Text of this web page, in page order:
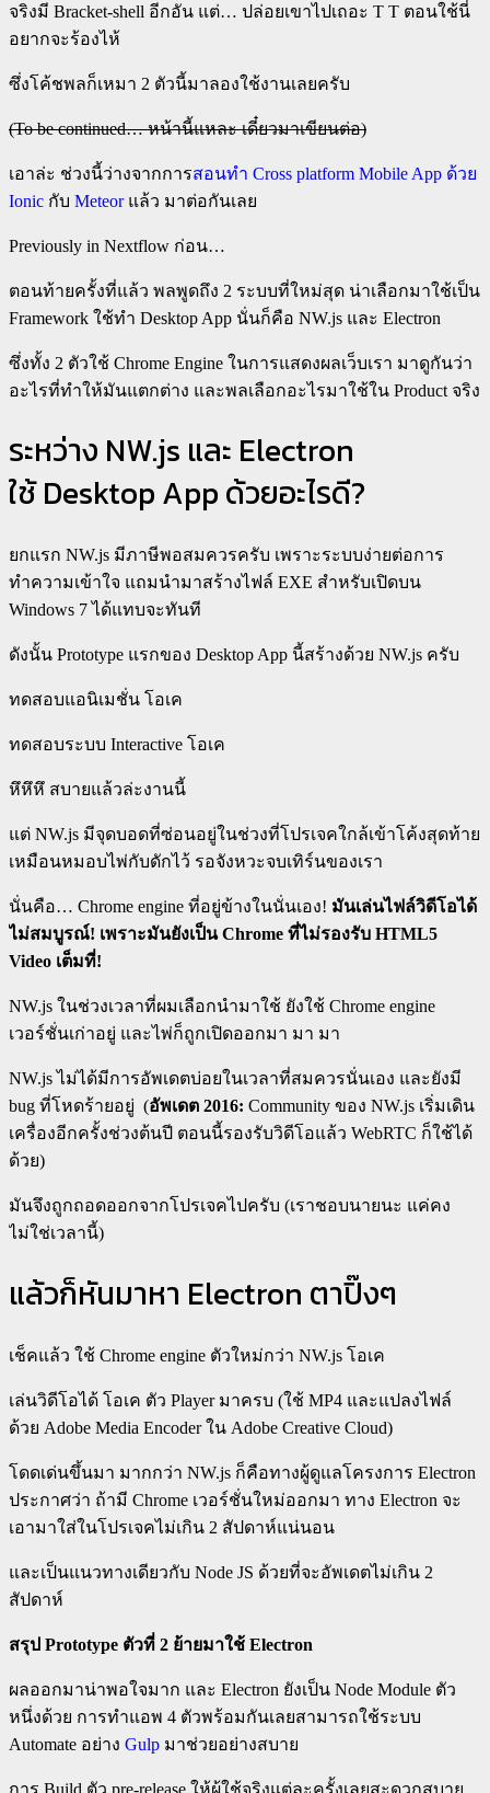
จริงมี Bracket-shell อีกอัน แต่… ปล่อยเขาไปเถอะ T T ตอนใช้นี่
อยากจะร้องไห้
ซึ่งโค้ชพลก็เหมา 2 ตัวนี้มาลองใช้งานเลยครับ
(To be continued… หน้านี้แหละ เดี๋ยวมาเขียนต่อ)
เอาล่ะ ช่วงนี้ว่างจากการสอนทำ Cross platform Mobile App ด้วย
Ionic กับ Meteorแล้ว มาต่อกันเลย
Previously in Nextflow ก่อน…
ตอนท้ายครั้งที่แล้ว พลพูดถึง 2 ระบบที่ใหม่สุด น่าเลือกมาใช้เป็น
Framework ใช้ทำ Desktop App นั่นก็คือ NW.js และ Electron
ซึ่งทั้ง 2 ตัวใช้ Chrome Engine ในการแสดงผลเว็บเรา มาดูกันว่า
อะไรที่ทำให้มันแตกต่าง และพลเลือกอะไรมาใช้ใน Product จริง
ระหว่าง NW.js และ Electron
ใช้ Desktop App ด้วยอะไรดี?
ยกแรก NW.js มีภาษีพอสมควรครับ เพราะระบบง่ายต่อการ
ทำความเข้าใจ แถมนำมาสร้างไฟล์ EXE สำหรับเปิดบน
Windows 7 ได้แทบจะทันที
ดังนั้น Prototype แรกของ Desktop App นี้สร้างด้วย NW.js ครับ
ทดสอบแอนิเมชั่น โอเค
ทดสอบระบบ Interactive โอเค
หึหึหึ สบายแล้วล่ะงานนี้
แต่ NW.js มีจุดบอดที่ซ่อนอยู่ในช่วงที่โปรเจคใกล้เข้าโค้งสุดท้าย
เหมือนหมอบไพ่กับดักไว้ รอจังหวะจบเทิร์นของเรา
นั่นคือ… Chrome engine ที่อยู่ข้างในนั่นเอง! มันเล่นไฟล์วิดีโอได้
ไม่สมบูรณ์! เพราะมันยังเป็น Chrome ที่ไม่รองรับ HTML5
Video เต็มที่!
NW.js ในช่วงเวลาที่ผมเลือกนำมาใช้ ยังใช้ Chrome engine
เวอร์ชั่นเก่าอยู่ และไพ่ก็ถูกเปิดออกมา มา มา
NW.js ไม่ได้มีการอัพเดตบ่อยในเวลาที่สมควรนั่นเอง และยังมี
bug ที่โหดร้ายอยู่ (อัพเดต 2016: Community ของ NW.js เริ่มเดิน
เครื่องอีกครั้งช่วงต้นปี ตอนนี้รองรับวิดีโอแล้ว WebRTC ก็ใช้ได้
ด้วย)
มันจึงถูกถอดออกจากโปรเจคไปครับ (เราชอบนายนะ แค่คง
ไม่ใช่เวลานี้)​
แล้วก็หันมาหา Electron ตาปิ๊งๆ
เช็คแล้ว ใช้ Chrome engine ตัวใหม่กว่า NW.js โอเค
เล่นวิดีโอได้ โอเค ตัว Player มาครบ (ใช้ MP4 และแปลงไฟล์
ด้วย Adobe Media Encoder ใน Adobe Creative Cloud)
โดดเด่นขึ้นมา มากกว่า NW.js ก็คือทางผู้ดูแลโครงการ Electron
ประกาศว่า ถ้ามี Chrome เวอร์ชั่นใหม่ออกมา ทาง Electron จะ
เอามาใส่ในโปรเจคไม่เกิน 2 สัปดาห์แน่นอน
และเป็นแนวทางเดียวกับ Node JS ด้วยที่จะอัพเดตไม่เกิน 2
สัปดาห์
สรุป Prototype ตัวที่ 2 ย้ายมาใช้ Electron
ผลออกมาน่าพอใจมาก และ Electron ยังเป็น Node Module ตัว
หนึ่งด้วย การทำแอพ 4 ตัวพร้อมกันเลยสามารถใช้ระบบ
Automate อย่าง Gulp มาช่วยอย่างสบาย
การ Build ตัว pre-release ให้ผู้ใช้จริงแต่ละครั้งเลยสะดวกสบาย